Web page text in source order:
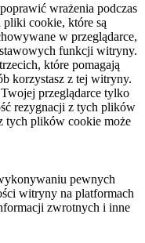
wrażenia podczas
pliki cookie, które są
w przeglądarce,
funkcji witryny.
które pomagają
korzystasz z tej witryny.
przeglądarce tylko
rezygnacji z tych plików
tych plików cookie może
pewnych
witryny na platformach
zwrotnych i inne